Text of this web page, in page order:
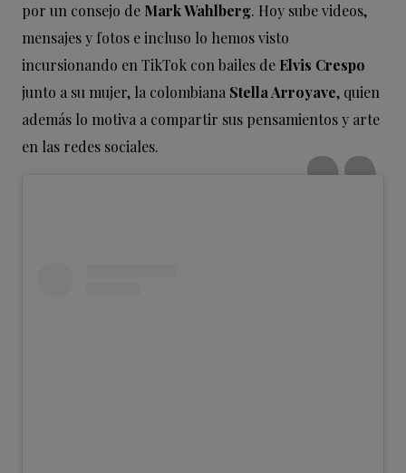
por un consejo de Mark Wahlberg. Hoy sube videos,
mensajes y fotos e incluso lo hemos visto
incursionando en TikTok con bailes de Elvis Crespo
junto a su mujer, la colombiana Stella Arroyave, quien
además lo motiva a compartir sus pensamientos y arte
en las redes sociales.